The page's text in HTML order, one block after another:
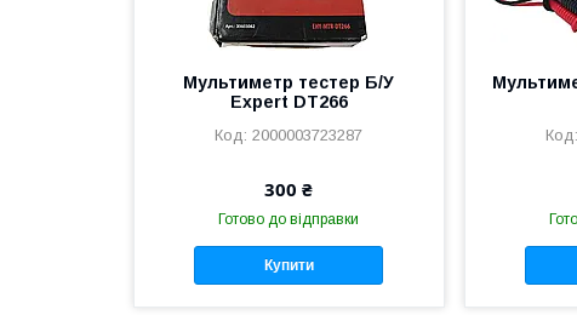
Мультиметр тестер Б/У
Expert DT266
2000003723287
300 ₴
Готово до відправки
Купити